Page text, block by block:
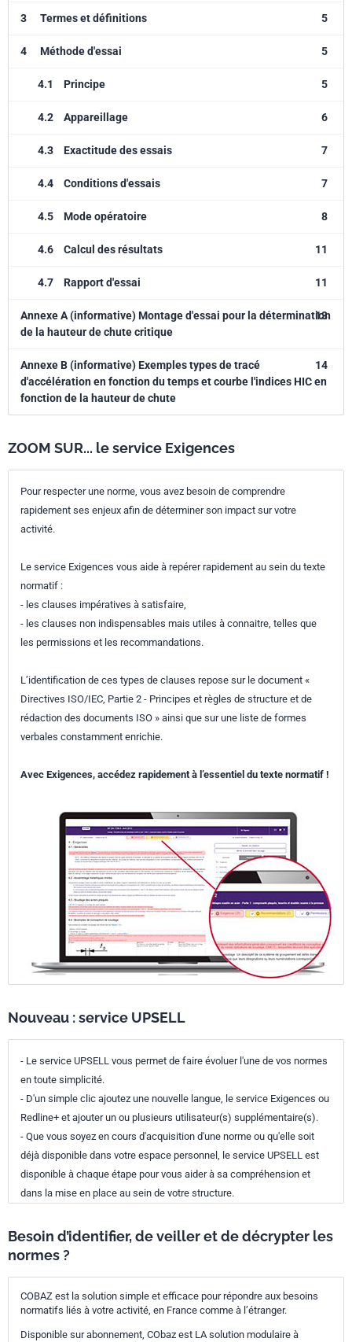
3 Termes et définitions 5
4 Méthode d'essai 5
4.1 Principe 5
4.2 Appareillage 6
4.3 Exactitude des essais 7
4.4 Conditions d'essais 7
4.5 Mode opératoire 8
4.6 Calcul des résultats 11
4.7 Rapport d'essai 11
Annexe A (informative) Montage d'essai pour la détermination
de la hauteur de chute critique
13
Annexe B (informative) Exemples types de tracé
d'accélération en fonction du temps et courbe l'indices HIC en
fonction de la hauteur de chute
14
ZOOM SUR... le service Exigences
Pour respecter une norme, vous avez besoin de comprendre
rapidement ses enjeux afin de déterminer son impact sur votre
activité.
Le service Exigences vous aide à repérer rapidement au sein du texte
normatif :
- les clauses impératives à satisfaire,
- les clauses non indispensables mais utiles à connaitre, telles que
les permissions et les recommandations.
L’identification de ces types de clauses repose sur le document «
Directives ISO/IEC, Partie 2 - Principes et règles de structure et de
rédaction des documents ISO » ainsi que sur une liste de formes
verbales constamment enrichie.
Avec Exigences, accédez rapidement à l’essentiel du texte normatif !
Nouveau : service UPSELL
- Le service UPSELL vous permet de faire évoluer l'une de vos normes
en toute simplicité.
- D'un simple clic ajoutez une nouvelle langue, le service Exigences ou
Redline+ et ajouter un ou plusieurs utilisateur(s) supplémentaire(s).
- Que vous soyez en cours d'acquisition d'une norme ou qu'elle soit
déjà disponible dans votre espace personnel, le service UPSELL est
disponible à chaque étape pour vous aider à sa compréhension et
dans la mise en place au sein de votre structure.
Besoin d’identifier, de veiller et de décrypter les
normes ?
COBAZ est la solution simple et efficace pour répondre aux besoins
normatifs liés à votre activité, en France comme à l’étranger.
Disponible sur abonnement, CObaz est LA solution modulaire à